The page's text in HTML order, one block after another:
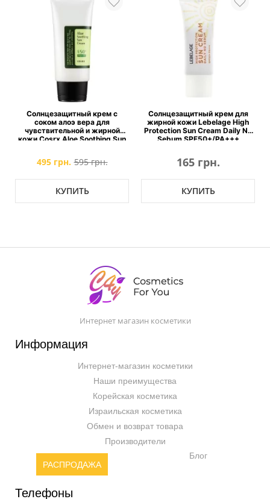
Солнцезащитный крем с
соком алоэ вера для
чувствительной и жирной
кожи Cosrx Aloe Soothing Sun
495 грн. 595 грн.
КУПИТЬ
Солнцезащитный крем для
жирной кожи Lebelage High
Protection Sun Cream Daily No
Sebum SPF50+/PA+++
165 грн.
КУПИТЬ
Интернет магазин косметики
Информация
Интернет-магазин косметики
Наши преимущества
Корейская косметика
Израильская косметика
Обмен и возврат товара
Производители
РАСПРОДАЖА
Блог
Телефоны